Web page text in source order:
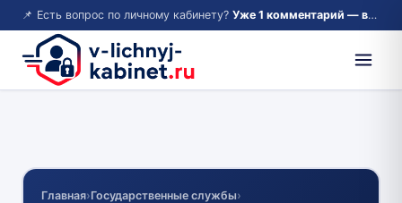
📌 Есть вопрос по личному кабинету? Уже 1 комментарий — возможно, ответ там!
Главная›Государственные службы›